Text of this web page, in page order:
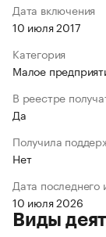
Дата включения
10 июля 2017
Категория
Малое
В реестре
Да
Получила
Нет
Дата
10 июля 2026
Виды